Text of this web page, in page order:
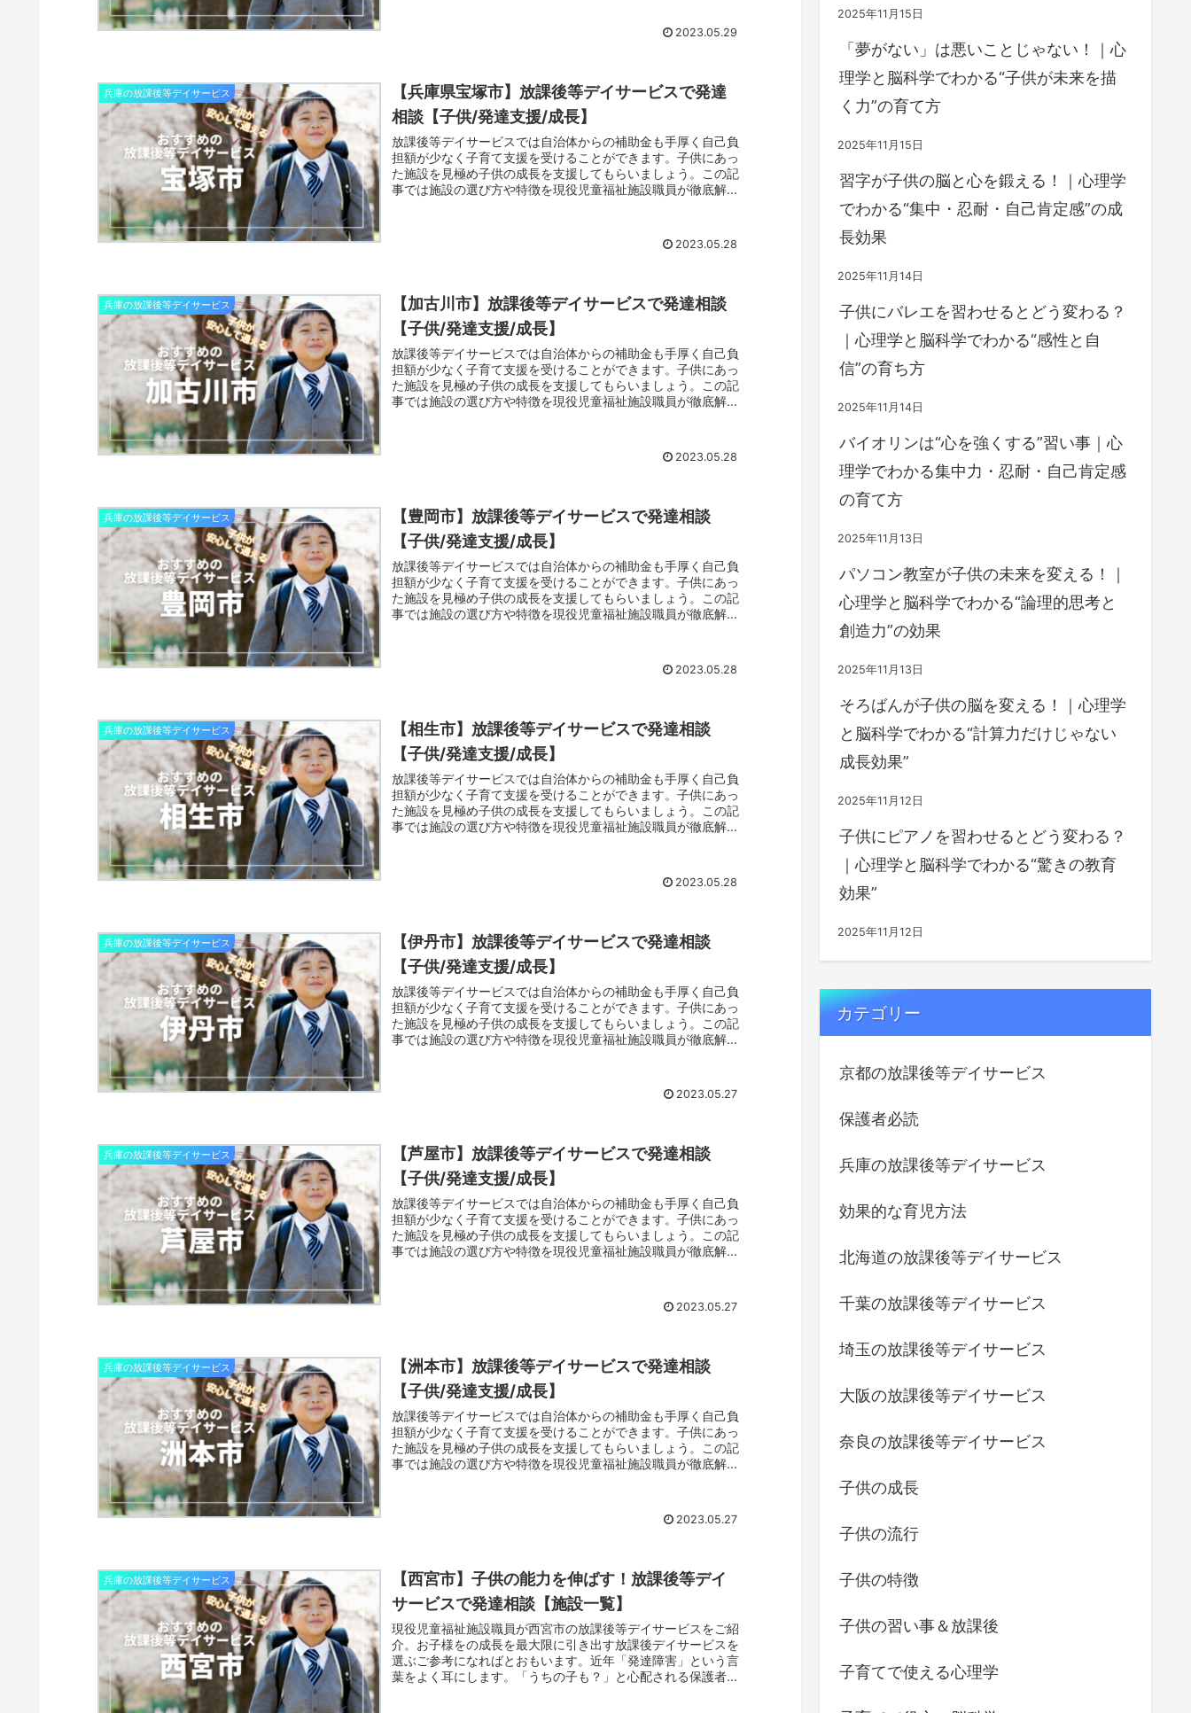
2023.05.29
兵庫の放課後等デイサービス
【兵庫県宝塚市】放課後等デイサービスで発達
相談【子供/発達支援/成長】
放課後等デイサービスでは自治体からの補助金も手厚く自己負
担額が少なく子育て支援を受けることができます。子供にあっ
た施設を見極め子供の成長を支援してもらいましょう。この記
事では施設の選び方や特徴を現役児童福祉施設職員が徹底解剖
2023.05.28
兵庫の放課後等デイサービス
【加古川市】放課後等デイサービスで発達相談
【子供/発達支援/成長】
放課後等デイサービスでは自治体からの補助金も手厚く自己負
担額が少なく子育て支援を受けることができます。子供にあっ
た施設を見極め子供の成長を支援してもらいましょう。この記
事では施設の選び方や特徴を現役児童福祉施設職員が徹底解剖
2023.05.28
兵庫の放課後等デイサービス
【豊岡市】放課後等デイサービスで発達相談
【子供/発達支援/成長】
放課後等デイサービスでは自治体からの補助金も手厚く自己負
担額が少なく子育て支援を受けることができます。子供にあっ
た施設を見極め子供の成長を支援してもらいましょう。この記
事では施設の選び方や特徴を現役児童福祉施設職員が徹底解剖
2023.05.28
兵庫の放課後等デイサービス
【相生市】放課後等デイサービスで発達相談
【子供/発達支援/成長】
放課後等デイサービスでは自治体からの補助金も手厚く自己負
担額が少なく子育て支援を受けることができます。子供にあっ
た施設を見極め子供の成長を支援してもらいましょう。この記
事では施設の選び方や特徴を現役児童福祉施設職員が徹底解剖
2023.05.28
兵庫の放課後等デイサービス
【伊丹市】放課後等デイサービスで発達相談
【子供/発達支援/成長】
放課後等デイサービスでは自治体からの補助金も手厚く自己負
担額が少なく子育て支援を受けることができます。子供にあっ
た施設を見極め子供の成長を支援してもらいましょう。この記
事では施設の選び方や特徴を現役児童福祉施設職員が徹底解剖
2023.05.27
兵庫の放課後等デイサービス
【芦屋市】放課後等デイサービスで発達相談
【子供/発達支援/成長】
放課後等デイサービスでは自治体からの補助金も手厚く自己負
担額が少なく子育て支援を受けることができます。子供にあっ
た施設を見極め子供の成長を支援してもらいましょう。この記
事では施設の選び方や特徴を現役児童福祉施設職員が徹底解剖
2023.05.27
兵庫の放課後等デイサービス
【洲本市】放課後等デイサービスで発達相談
【子供/発達支援/成長】
放課後等デイサービスでは自治体からの補助金も手厚く自己負
担額が少なく子育て支援を受けることができます。子供にあっ
た施設を見極め子供の成長を支援してもらいましょう。この記
事では施設の選び方や特徴を現役児童福祉施設職員が徹底解剖
2023.05.27
兵庫の放課後等デイサービス
【西宮市】子供の能力を伸ばす！放課後等デイ
サービスで発達相談【施設一覧】
現役児童福祉施設職員が西宮市の放課後等デイサービスをご紹
介。お子様をの成長を最大限に引き出す放課後デイサービスを
選ぶご参考になればとおもいます。近年「発達障害」という言
葉をよく耳にします。「うちの子も？」と心配される保護者
2025年11月15日
「夢がない」は悪いことじゃない！｜心
理学と脳科学でわかる“子供が未来を描
く力”の育て方
2025年11月15日
習字が子供の脳と心を鍛える！｜心理学
でわかる“集中・忍耐・自己肯定感”の成
長効果
2025年11月14日
子供にバレエを習わせるとどう変わる？
｜心理学と脳科学でわかる“感性と自
信”の育ち方
2025年11月14日
バイオリンは“心を強くする”習い事｜心
理学でわかる集中力・忍耐・自己肯定感
の育て方
2025年11月13日
パソコン教室が子供の未来を変える！｜
心理学と脳科学でわかる“論理的思考と
創造力”の効果
2025年11月13日
そろばんが子供の脳を変える！｜心理学
と脳科学でわかる“計算力だけじゃない
成長効果”
2025年11月12日
子供にピアノを習わせるとどう変わる？
｜心理学と脳科学でわかる“驚きの教育
効果”
2025年11月12日
カテゴリー
京都の放課後等デイサービス
保護者必読
兵庫の放課後等デイサービス
効果的な育児方法
北海道の放課後等デイサービス
千葉の放課後等デイサービス
埼玉の放課後等デイサービス
大阪の放課後等デイサービス
奈良の放課後等デイサービス
子供の成長
子供の流行
子供の特徴
子供の習い事＆放課後
子育てで使える心理学